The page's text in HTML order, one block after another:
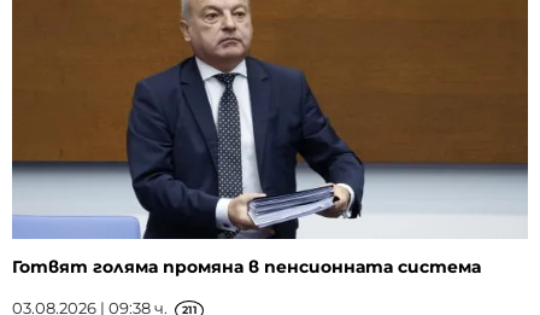
Готвят голяма промяна в пенсионната система
03.08.2026 | 09:38 ч. 211